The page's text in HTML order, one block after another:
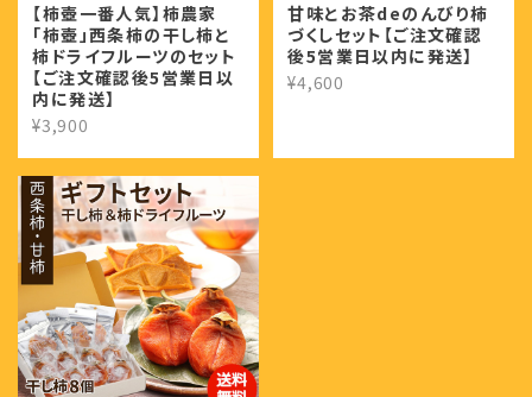
【柿壺一番人気】柿農家
「柿壺」西条柿の干し柿と
柿ドライフルーツのセット
【ご注文確認後5営業日以
内に発送】
¥3,900
甘味とお茶deのんびり柿
づくしセット【ご注文確認
後5営業日以内に発送】
¥4,600